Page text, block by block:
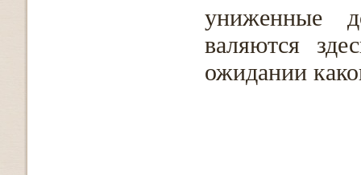
униженные
валяются
ожидании